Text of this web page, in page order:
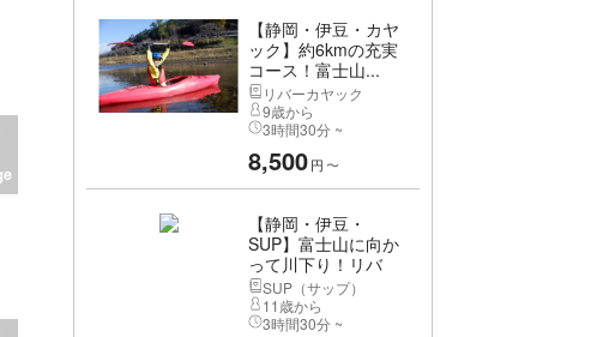
【静岡・伊豆・カヤ
ック】約6kmの充実
コース！富士山...
リバーカヤック
9歳から
3時間30分 ~
8,500円 〜
【静岡・伊豆・
SUP】富士山に向か
って川下り！リバ
ー...SUP（サップ）
11歳から
3時間30分 ~